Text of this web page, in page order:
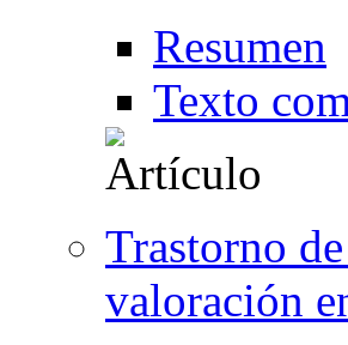
Resumen
Texto
Trastorno
valoración